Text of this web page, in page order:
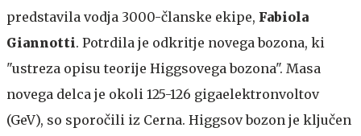
predstavila vodja 3000-članske ekipe, Fabiola
Giannotti. Potrdila je odkritje novega bozona, ki
"ustreza opisu teorije Higgsovega bozona". Masa
novega delca je okoli 125-126 gigaelektronvoltov
(GeV), so sporočili iz Cerna. Higgsov bozon je ključen